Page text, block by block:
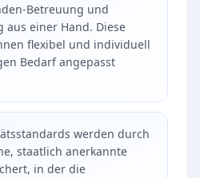
Betreuung und
aus einer Hand. Diese
flexibel und individuell
Bedarf angepasst
werden durch
staatlich anerkannte
in der die